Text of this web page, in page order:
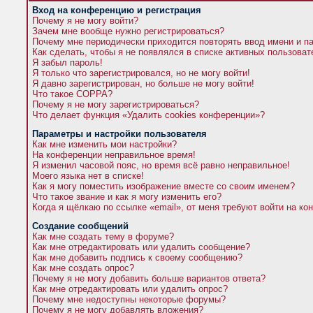
Вход на конференцию и регистрация
Почему я не могу войти?
Зачем мне вообще нужно регистрироваться?
Почему мне периодически приходится повторять ввод имени и
Как сделать, чтобы я не появлялся в списке активных
Я забыл пароль!
Я только что зарегистрировался, но не могу войти!
Я давно зарегистрирован, но больше не могу войти!
Что такое COPPA?
Почему я не могу зарегистрироваться?
Что делает функция «Удалить cookies конференции»?
Параметры и настройки пользователя
Как мне изменить мои настройки?
На конференции неправильное время!
Я изменил часовой пояс, но время всё равно неправильное!
Моего языка нет в списке!
Как я могу поместить изображение вместе со своим именем?
Что такое звание и как я могу изменить его?
Когда я щёлкаю по ссылке «email», от меня требуют войти на
Создание сообщений
Как мне создать тему в форуме?
Как мне отредактировать или удалить сообщение?
Как мне добавить подпись к своему сообщению?
Как мне создать опрос?
Почему я не могу добавить больше вариантов ответа?
Как мне отредактировать или удалить опрос?
Почему мне недоступны некоторые форумы?
Почему я не могу добавлять вложения?